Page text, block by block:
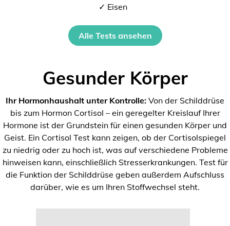
✓ Eisen
Alle Tests ansehen
Gesunder Körper
Ihr Hormonhaushalt unter Kontrolle: Von der Schilddrüse
bis zum Hormon Cortisol – ein geregelter Kreislauf Ihrer
Hormone ist der Grundstein für einen gesunden Körper und
Geist. Ein Cortisol Test kann zeigen, ob der Cortisolspiegel
zu niedrig oder zu hoch ist, was auf verschiedene Probleme
hinweisen kann, einschließlich Stresserkrankungen. Test für
die Funktion der Schilddrüse geben außerdem Aufschluss
darüber, wie es um Ihren Stoffwechsel steht.